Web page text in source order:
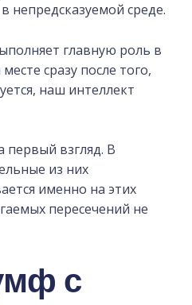
непредсказуемой среде.
главную роль в
сразу после того,
наш интеллект
первый взгляд. В
из них
именно на этих
пересечений не
с